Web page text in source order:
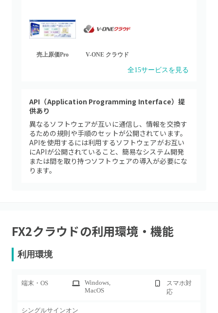
売上原価Pro V-ONE クラウド
全15サービスを見る
API（Application Programming Interface）提
供あり
異なるソフトウェアが互いに通信し、情報を交換す
るための規則や手順のセットが公開されています。
APIを使用するには利用するソフトウェアがお互い
にAPIが公開されていること、簡易なシステム開発
または間を取り持つソフトウェアの導入が必要にな
ります。
FX2クラウドの利用環境・機能
利用環境
端末・OS Windows,
MacOS
スマホ対
応
シングルサインオン